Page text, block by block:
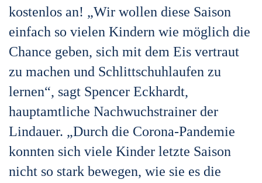
kostenlos an! „Wir wollen diese Saison
einfach so vielen Kindern wie möglich die
Chance geben, sich mit dem Eis vertraut
zu machen und Schlittschuhlaufen zu
lernen“, sagt Spencer Eckhardt,
hauptamtliche Nachwuchstrainer der
Lindauer. „Durch die Corona-Pandemie
konnten sich viele Kinder letzte Saison
nicht so stark bewegen, wie sie es die